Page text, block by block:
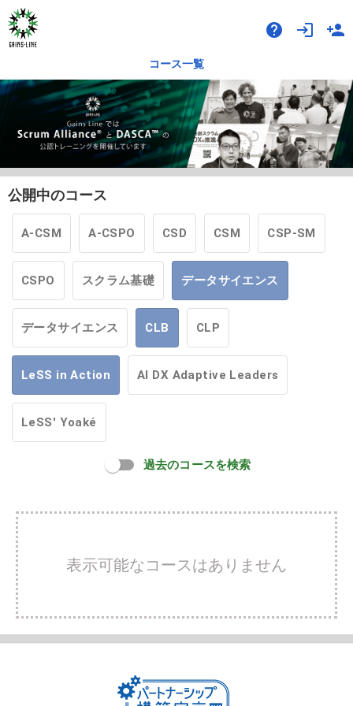
help login person_add
コース一覧
公開中のコース
A-CSM A-CSPO CSD CSM CSP-SM
CSPO スクラム基礎 データサイエンス
データサイエンス CLB CLP
LeSS in Action AI DX Adaptive Leaders
LeSS' Yoaké
過去のコースを検索
表示可能なコースはありません